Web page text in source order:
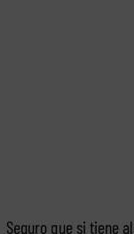
Seguro que si tiene